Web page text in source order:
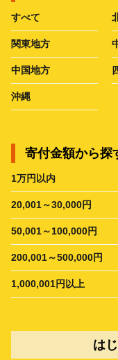
すべて
関東地方
中国地方
沖縄
寄付金額から探
1万円以内
20,001～30,000円
50,001～100,000円
200,001～500,000円
1,000,001円以上
は